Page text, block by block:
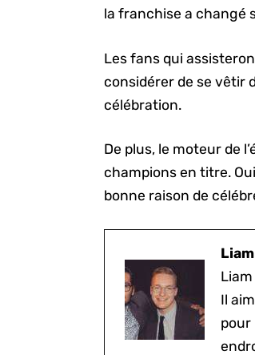
la franchise a changé
Les fans qui
considérer de se vêtir
célébration.
De plus, le moteur de
champions en titre.
bonne raison de
Il
pour